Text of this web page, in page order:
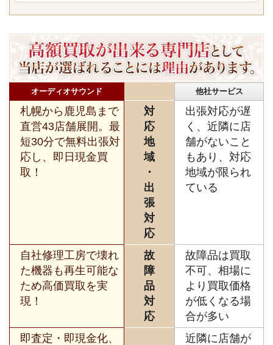
オーディオサウンド 他社サービス
札幌から鹿児島まで
直営43店舗展開。最
短30分で無料出張対
応し、即日現金買
取！
対
応
地
域
・
出
張
対
応
出張対応が遅
く、近隣に店
舗がないこと
もあり、対応
地域が限られ
ている
自社修理工房で壊れ
た機器も再生可能な
ため高価買取を実
現！
故
障
品
対
応
故障品は買取
不可、相場に
より買取価格
が低くなる場
合が多い
即査定・即現金化、
近隣に店舗が